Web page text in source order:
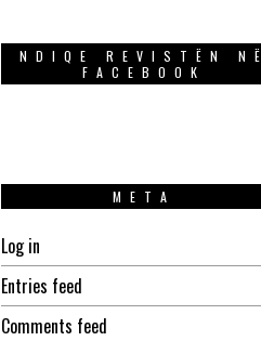
NDIQE REVISTËN NË
FACEBOOK
META
Log in
Entries feed
Comments feed